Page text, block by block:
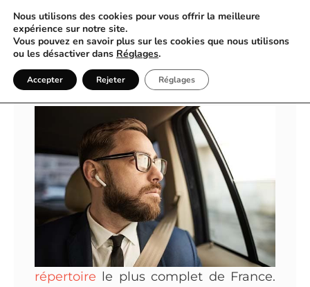
Annuaire Des VTC
répertoire le plus complet de France.
Nous utilisons des cookies pour vous offrir la meilleure
expérience sur notre site.
Vous pouvez en savoir plus sur les cookies que nous utilisons
ou les désactiver dans Réglages.
Accepter Rejeter Réglages